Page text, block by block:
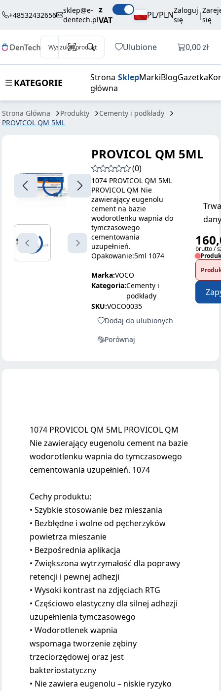
+48532432656
sklep@e-
dentech.pl
z
VAT
PL/PLNZaloguj
się
|się
Wyszukaj produkt Ulubione Otwórz
0,00 zł
KATEGORIE
Strona
główna
SklepMarkiBlogGazetka
Strona Główna Produkty
Cementy i podkłady
PROVICOL QM 5ML
5ML
brutto / szt.
PROVICOL QM 5ML
(0)
1074 PROVICOL QM 5ML
PROVICOL QM Nie
zawierający eugenolu
cement na bazie
wodorotlenku wapnia do
tymczasowego
cementowania
uzupełnień.
Opakowanie:5ml 1074
Marka:VOCO
Kategoria:Cementy i
podkłady
SKU:VOCO0035
Dodaj do ulubionych
Porównaj
brutto /
1074 PROVICOL QM 5ML PROVICOL QM
Nie zawierający eugenolu cement na bazie
wodorotlenku wapnia do tymczasowego
cementowania uzupełnień. 1074
Cechy produktu:
• Szybkie stosowanie bez mieszania
• Bezbłędne i wolne od pęcherzyków
powietrza mieszanie
• Bezpośrednia aplikacja
• Zwiększona wytrzymałość dla poprawy
retencji i pewnej adhezji
• Wysoki kontrast na zdjęciach RTG
• Częściowo elastyczny dla silnej adhezji
uzupełnienia tymczasowego
• Wodorotlenek wapnia
wspomaga tworzenie zębiny
trzeciorzędowej oraz jest
bakteriostatyczny
• Nie zawiera eugenolu – niskie ryzyko